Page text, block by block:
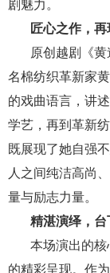
剧魅力。
匠心之作，
原创越剧《黄
名棉纺织革新家
的戏曲语言，讲
学艺，再到革新
既展现了她自强
人之间纯洁高尚
量与励志力量。
精湛演绎，台
本场演出的核
的精彩呈现。作